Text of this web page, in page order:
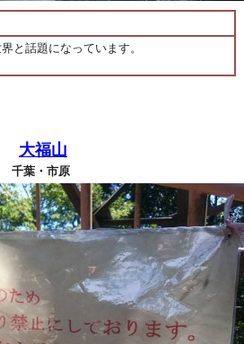
と話題になっています。
大福山
千葉・市原